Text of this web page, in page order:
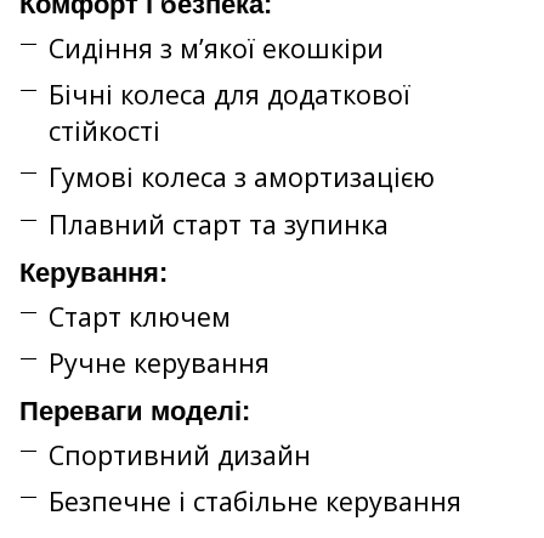
Сидіння з м’якої екошкіри
Бічні колеса для додаткової
стійкості
Гумові колеса з амортизацією
Плавний старт та зупинка
Керування:
Старт ключем
Ручне керування
Переваги моделі:
Спортивний дизайн
Безпечне і стабільне керування